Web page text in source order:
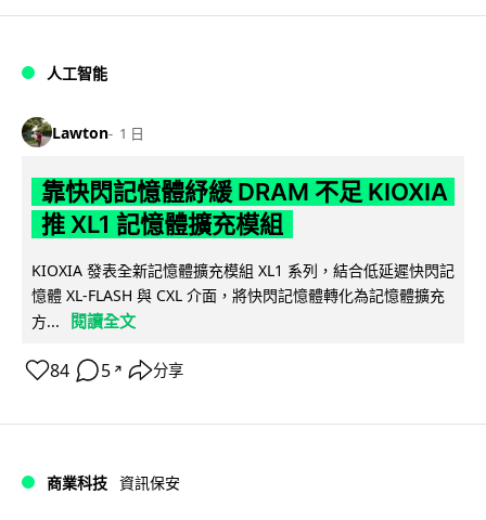
人工智能
Lawton 1 日
靠快閃記憶體紓緩 DRAM 不足 KIOXIA
推 XL1 記憶體擴充模組
KIOXIA 發表全新記憶體擴充模組 XL1 系列，結合低延遲快閃記
憶體 XL-FLASH 與 CXL 介面，將快閃記憶體轉化為記憶體擴充
方...
閱讀全文
84 5 ↗ 分享
商業科技 資訊保安